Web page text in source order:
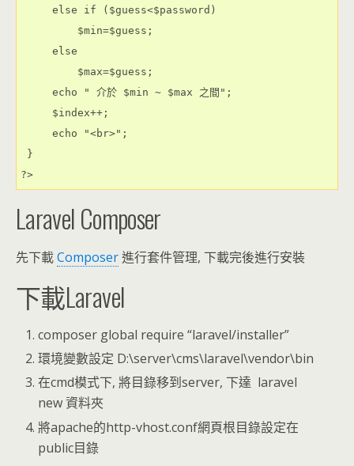
     else if ($guess<$password)
         $min=$guess;
     else
         $max=$guess;
     echo " 介於 $min ~ $max 之間";
     $index++;
     echo "<br>";
}
?>
Laravel Composer
先下載Composer進行套件管理, 下載完後進行安裝
下載Laravel
composer global require “laravel/installer”
環境變數設定 D:\server\cms\laravel\vendor\bin
在cmd模式下, 將目錄移到server, 下達 laravel
new 資料夾
將apache的http-vhost.conf網頁根目錄設定在
public目錄